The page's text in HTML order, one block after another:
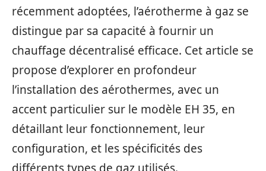
récemment adoptées, l’aérotherme à gaz se
distingue par sa capacité à fournir un
chauffage décentralisé efficace. Cet article se
propose d’explorer en profondeur
l’installation des aérothermes, avec un
accent particulier sur le modèle EH 35, en
détaillant leur fonctionnement, leur
configuration, et les spécificités des